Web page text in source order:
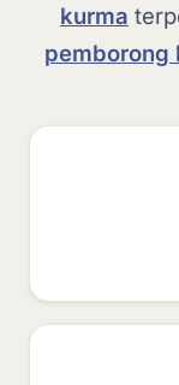
kurma
pemborong